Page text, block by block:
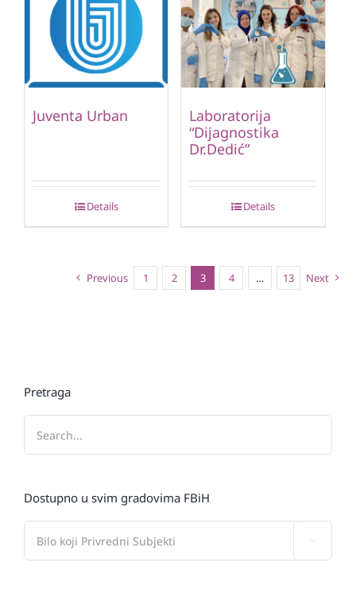
Juventa Urban
Details
Laboratorija
“Dijagnostika
Dr.Dedić”
Details
Previous 1 2 3 4 … 13 Next
Pretraga
Dostupno u svim gradovima FBiH